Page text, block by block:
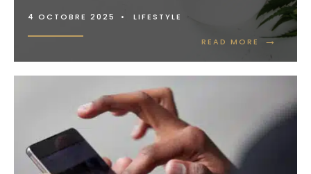
4 OCTOBRE 2025 • LIFESTYLE
READ MORE →